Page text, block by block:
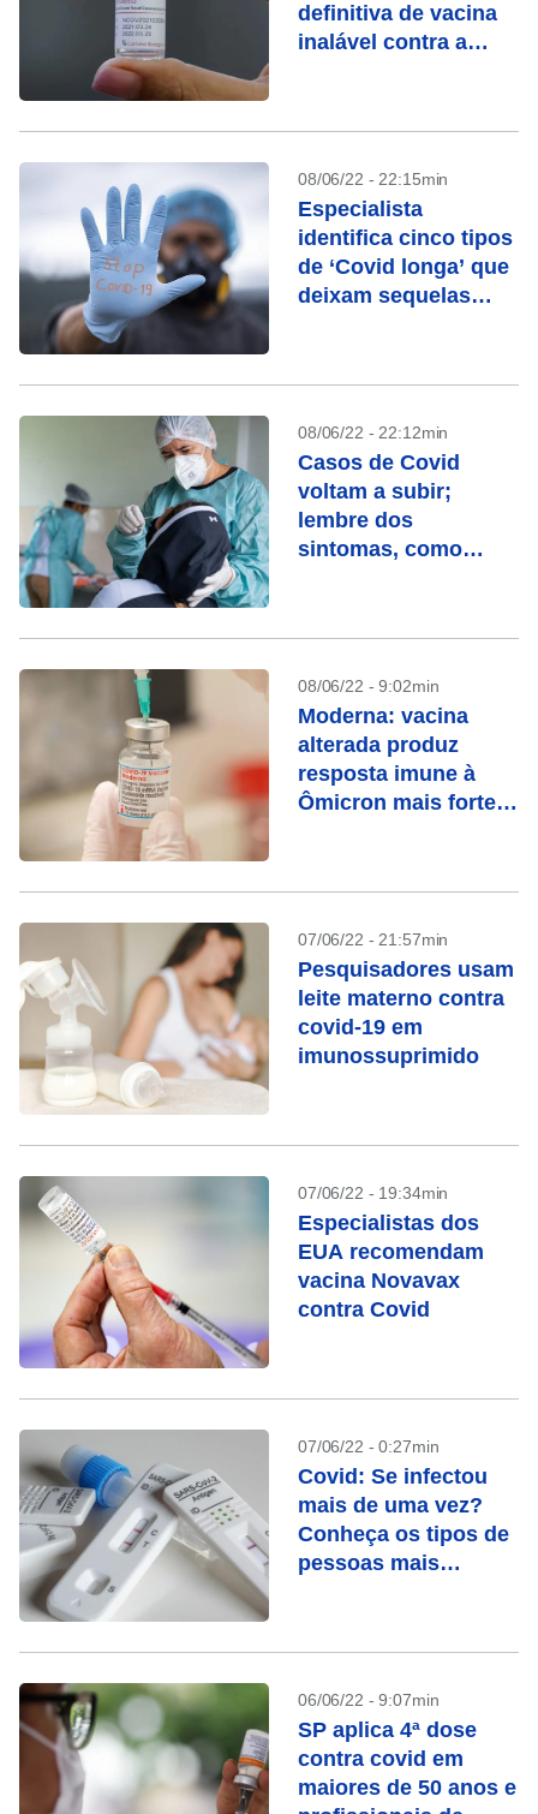
definitiva de vacina
inalável contra a
08/06/22 - 22:15min
Especialista
identifica cinco tipos
de ‘Covid longa’ que
deixam sequelas
08/06/22 - 22:12min
Casos de Covid
voltam a subir;
lembre dos
sintomas, como
08/06/22 - 9:02min
Moderna: vacina
alterada produz
resposta imune à
Ômicron mais forte
07/06/22 - 21:57min
Pesquisadores usam
leite materno contra
covid-19 em
imunossuprimido
07/06/22 - 19:34min
Especialistas dos
EUA recomendam
vacina Novavax
contra Covid
07/06/22 - 0:27min
Covid: Se infectou
mais de uma vez?
Conheça os tipos de
pessoas mais
06/06/22 - 9:07min
SP aplica 4ª dose
contra covid em
maiores de 50 anos e